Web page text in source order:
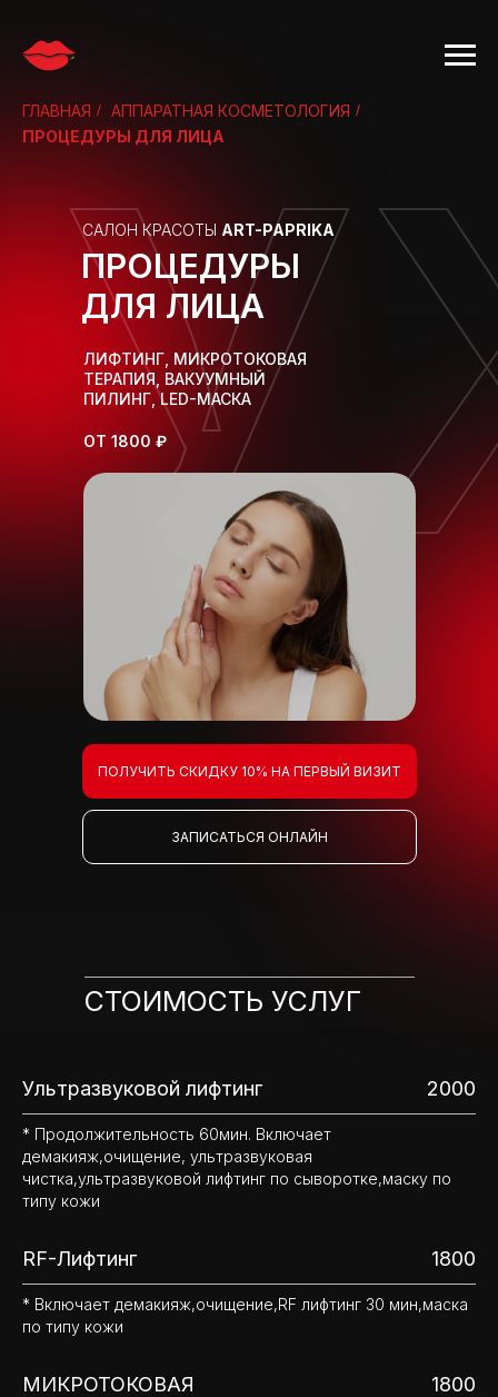
ГЛАВНАЯ / АППАРАТНАЯ КОСМЕТОЛОГИЯ /
ПРОЦЕДУРЫ ДЛЯ ЛИЦА
ПРОЦЕДУРЫ
ДЛЯ ЛИЦА
ЛИФТИНГ, МИКРОТОКОВАЯ
ТЕРАПИЯ, ВАКУУМНЫЙ
ПИЛИНГ, LED-МАСКА
ПОЛУЧИТЬ СКИДКУ 10% НА ПЕРВЫЙ ВИЗИТ
ЗАПИСАТЬСЯ ОНЛАЙН
ОТ 1800 ₽
САЛОН КРАСОТЫ ART-PAPRIKA
СТОИМОСТЬ УСЛУГ
Ультразвуковой лифтинг 2000
* Продолжительность 60мин. Включает
демакияж,очищение, ультразвуковая
чистка,ультразвуковой лифтинг по сыворотке,маску по
типу кожи
RF-Лифтинг 1800
* Включает демакияж,очищение,RF лифтинг 30 мин,маска
по типу кожи
МИКРОТОКОВАЯ
1800